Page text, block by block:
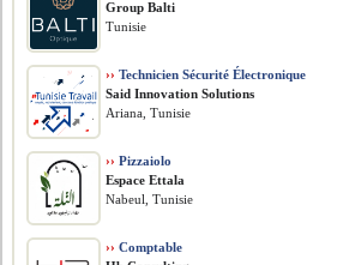
Group Balti
Tunisie
›› Technicien Sécurité Électronique
Said Innovation Solutions
Ariana, Tunisie
›› Pizzaiolo
Espace Ettala
Nabeul, Tunisie
›› Comptable